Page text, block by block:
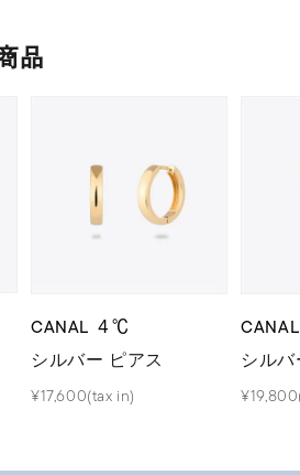
品
CANAL ４℃
シルバー ピアス
¥17,600(tax in)
シル